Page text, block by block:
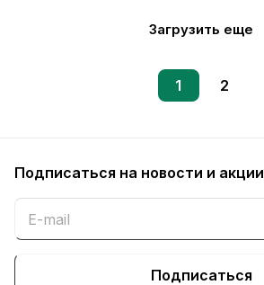
Загрузить еще
1 2
Подписаться на новости и акции
Подписаться